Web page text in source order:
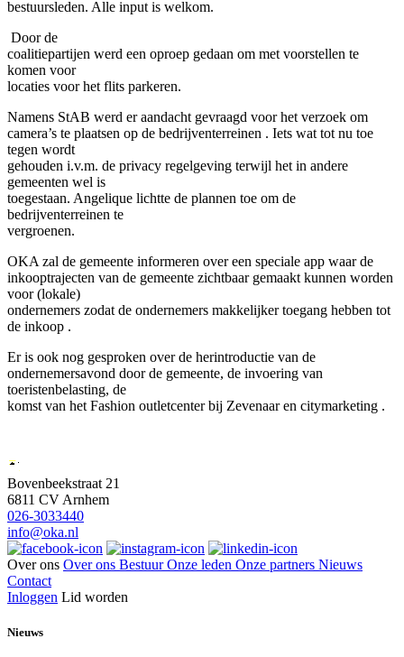
bestuursleden. Alle input is welkom.
Door de
coalitiepartijen werd een oproep gedaan om met voorstellen te
komen voor
locaties voor het flits parkeren.
Namens StAB werd er aandacht gevraagd voor het verzoek om
camera’s te plaatsen op de bedrijventerreinen . Iets wat tot nu toe
tegen wordt
gehouden i.v.m. de privacy regelgeving terwijl het in andere
gemeenten wel is
toegestaan. Angelique lichtte de plannen toe om de
bedrijventerreinen te
vergroenen.
OKA zal de gemeente informeren over een speciale app waar de
inkooptrajecten van de gemeente zichtbaar gemaakt kunnen worden
voor (lokale)
ondernemers zodat de ondernemers makkelijker toegang hebben tot
de inkoop .
Er is ook nog gesproken over de herintroductie van de
ondernemersavond door de gemeente, de invoering van
toeristenbelasting, de
komst van het Fashion outletcenter bij Zevenaar en citymarketing .
Bovenbeekstraat 21
6811 CV Arnhem
026-3033440
info@oka.nl
Over ons Over ons BestuurOnze leden Onze partners Nieuws
Contact
Inloggen Lid worden
Nieuws